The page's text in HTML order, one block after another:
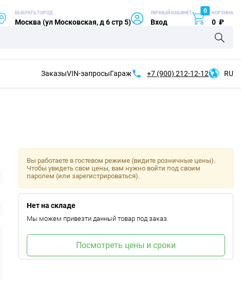
ВЫБРАТЬ ГОРОД
Москва (ул Московская, д 6 стр 5)
ЛИЧНЫЙ КАБИНЕТ
Вход
0 КОРЗИНА
0 ₽
ЗаказыVIN-запросыГараж +7 (900) 212-12-12 RU
Вы работаете в гостевом режиме (видите розничные цены).
Чтобы увидеть свои цены, вам нужно войти под своим
паролем (или зарегистрироваться).
Нет на складе
Мы можем привезти данный товар под заказ.
Посмотреть цены и сроки